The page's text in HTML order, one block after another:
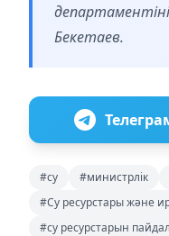
Бекетаев.
#су #министрлік
#Су ресурстары және
#су ресурстарын